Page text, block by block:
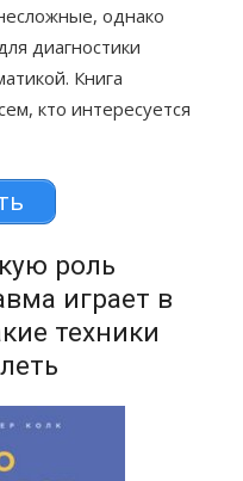
однако
диагностики
Книга
кто интересуется
роль
играет в
техники